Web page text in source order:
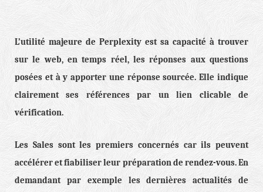
L’utilité majeure de Perplexity est sa capacité à trouver
sur le web, en temps réel, les réponses aux questions
posées et à y apporter une réponse sourcée. Elle indique
clairement ses références par un lien clicable de
vérification.
Les Sales sont les premiers concernés car ils peuvent
accélérer et fiabiliser leur préparation de rendez-vous. En
demandant par exemple les dernières actualités de